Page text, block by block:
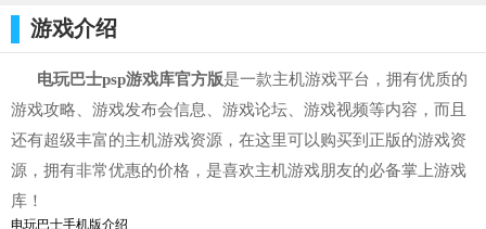
游戏介绍
电玩巴士psp游戏库官方版是一款主机游戏平台，拥有优质的
游戏攻略、游戏发布会信息、游戏论坛、游戏视频等内容，而且
还有超级丰富的主机游戏资源，在这里可以购买到正版的游戏资
源，拥有非常优惠的价格，是喜欢主机游戏朋友的必备掌上游戏
库！
电玩巴士手机版介绍